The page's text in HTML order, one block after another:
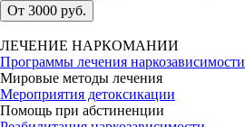
От 3000 руб.
ЛЕЧЕНИЕ НАРКОМАНИИ
Программы лечения наркозависимости
Мировые методы лечения
Мероприятия детоксикации
Помощь при абстиненции